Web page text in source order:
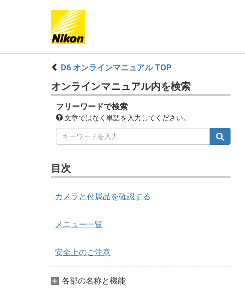
D6 オンラインマニュアル TOP
オンラインマニュアル内を検索
フリーワードで検索
文章ではなく単語を入力してください。
目次
カメラと付属品を確認する
メニュー一覧
安全上のご注意
各部の名称と機能